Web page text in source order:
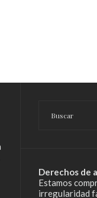
Derechos de
Estamos
irregularidad